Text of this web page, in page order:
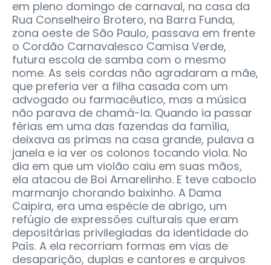
em pleno domingo de carnaval, na casa da
Rua Conselheiro Brotero, na Barra Funda,
zona oeste de São Paulo, passava em frente
o Cordão Carnavalesco Camisa Verde,
futura escola de samba com o mesmo
nome. As seis cordas não agradaram a mãe,
que preferia ver a filha casada com um
advogado ou farmacêutico, mas a música
não parava de chamá-la. Quando ia passar
férias em uma das fazendas da família,
deixava as primas na casa grande, pulava a
janela e ia ver os colonos tocando viola. No
dia em que um violão caiu em suas mãos,
ela atacou de Boi Amarelinho. E teve caboclo
marmanjo chorando baixinho. A Dama
Caipira, era uma espécie de abrigo, um
refúgio de expressões culturais que eram
depositárias privilegiadas da identidade do
País. A ela recorriam formas em vias de
desaparição, duplas e cantores e arquivos